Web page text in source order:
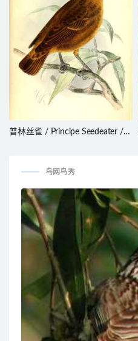
普林丝雀 / Principe Seedeater /
鸟网鸟秀